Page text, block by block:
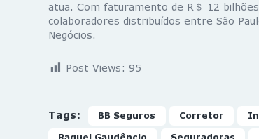
atua. Com faturamento de R＄ 12
colaboradores distribuídos entre São
Negócios.
Post Views: 95
Tags: BB Seguros Corretor